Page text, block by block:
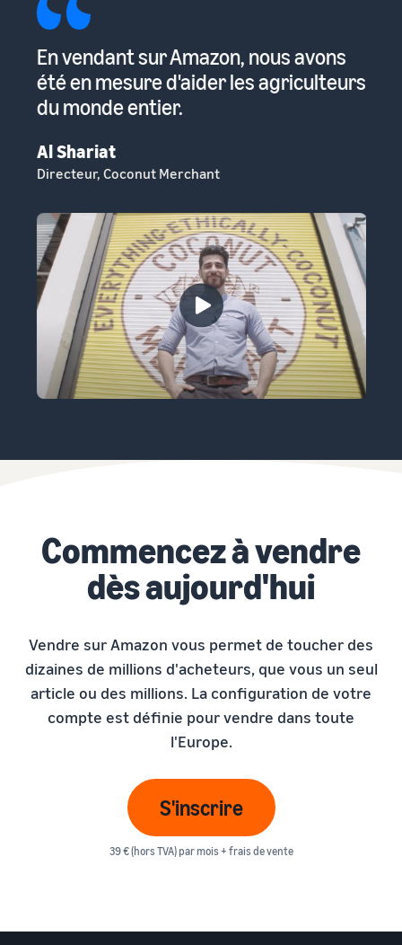
En vendant sur Amazon, nous avons
été en mesure d'aider les agriculteurs
du monde entier.
Al Shariat
Directeur, Coconut Merchant
Commencez à vendre
dès aujourd'hui
Vendre sur Amazon vous permet de toucher des
dizaines de millions d'acheteurs, que vous un seul
article ou des millions. La configuration de votre
compte est définie pour vendre dans toute
l'Europe.
S'inscrire
39 € (hors TVA) par mois + frais de vente